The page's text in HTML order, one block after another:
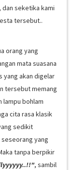
seketika kami
tersebut..
orang yang
mata suasana
yang akan digelar
tersebut memang
bohlam
cita rasa klasik
sedikit
yang
tanpa berpikir
, sambil